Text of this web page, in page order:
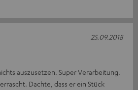
auszusetzen. Super Verarbeitung.
Dachte, dass er ein Stück
25.09.2018